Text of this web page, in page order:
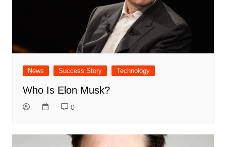
News Success Story Technology
Who Is Elon Musk?
0